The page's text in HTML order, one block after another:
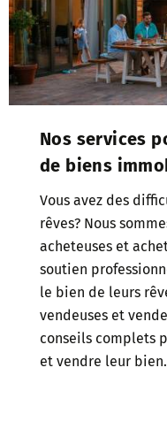
Nos services
de biens
Vous avez des
rêves? Nous
acheteuses et
soutien
le bien de leurs
vendeuses et
conseils complets
et vendre leur bien.